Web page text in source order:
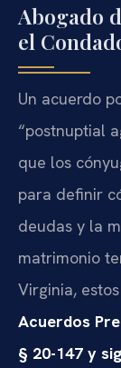
Abogado
el
Un acuerdo
“postnuptial
que los
para definir
deudas y la
matrimonio
Virginia,
Acuerdos
§ 20-147 y